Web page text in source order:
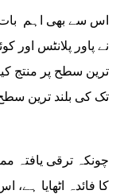
نے پاور پلانٹس اور
ترین سطح پر منتج
تک کی بلند ترین سطح
چونکہ ترقی یافتہ
کا فائدہ اٹھایا